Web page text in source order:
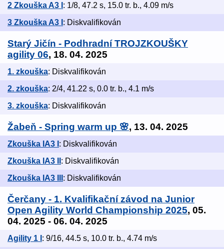
2 Zkouška A3 I : 1/8, 47.2 s, 15.0 tr. b., 4.09 m/s
3 Zkouška A3 I : Diskvalifikován
Starý Jičín - Podhradní TROJZKOUŠKY
agility 06, 18. 04. 2025
1. zkouška: Diskvalifikován
2. zkouška: 2/4, 41.22 s, 0.0 tr. b., 4.1 m/s
3. zkouška: Diskvalifikován
Žabeň - Spring warm up 🌸, 13. 04. 2025
Zkouška IA3 I : Diskvalifikován
Zkouška IA3 II : Diskvalifikován
Zkouška IA3 III : Diskvalifikován
Čerčany - 1. Kvalifikační závod na Junior
Open Agility World Championship 2025, 05.
04. 2025 - 06. 04. 2025
Agility 1 I : 9/16, 44.5 s, 10.0 tr. b., 4.74 m/s